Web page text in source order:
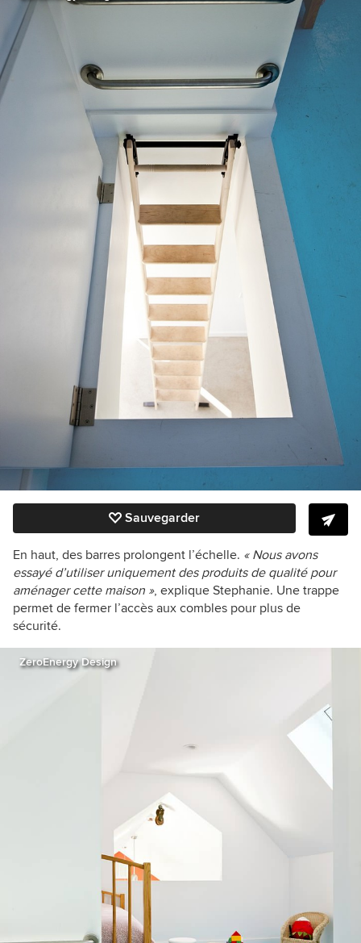
Sauvegarder
En haut, des barres prolongent l’échelle. « Nous avons
essayé d’utiliser uniquement des produits de qualité pour
aménager cette maison », explique Stephanie. Une trappe
permet de fermer l’accès aux combles pour plus de
sécurité.
ZeroEnergy Design